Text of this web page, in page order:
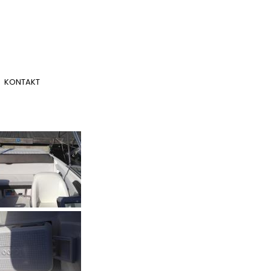
KONTAKT